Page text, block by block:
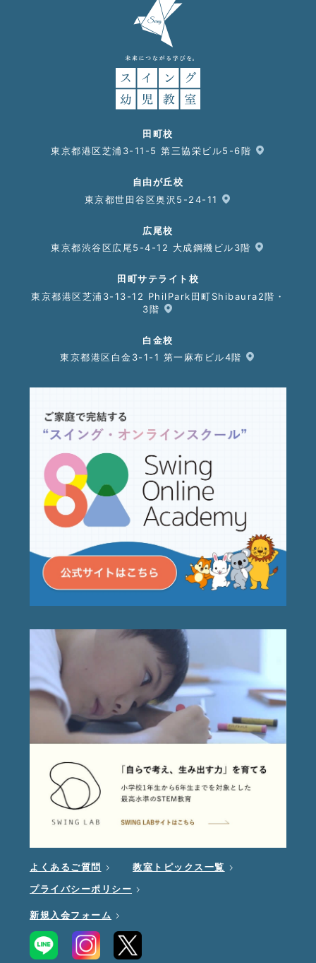
田町校
東京都港区芝浦3-11-5 第三協栄ビル5-6階
自由が丘校
東京都世田谷区奥沢5-24-11
広尾校
東京都渋谷区広尾5-4-12 大成鋼機ビル3階
田町サテライト校
東京都港区芝浦3-13-12 PhilPark田町Shibaura2階・
3階
白金校
東京都港区白金3-1-1 第一麻布ビル4階
よくあるご質問
教室トピックス一覧
プライバシーポリシー
新規入会フォーム